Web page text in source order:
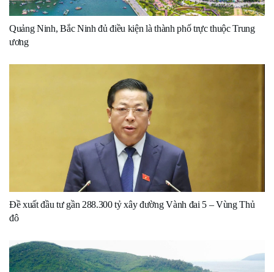
Quảng Ninh, Bắc Ninh đủ điều kiện là thành phố trực thuộc Trung
ương
Đề xuất đầu tư gần 288.300 tỷ xây đường Vành đai 5 – Vùng Thủ
đô